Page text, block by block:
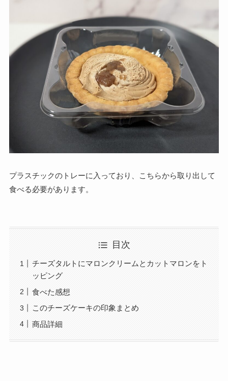
プラスチックのトレーに入っており、こちらから取り出して
食べる必要があります。
目次
チーズタルトにマロンクリームとカットマロンをト
ッピング
食べた感想
このチーズケーキの印象まとめ
商品詳細